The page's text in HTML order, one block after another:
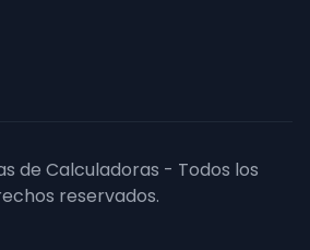
de Calculadoras - Todos los
reservados.